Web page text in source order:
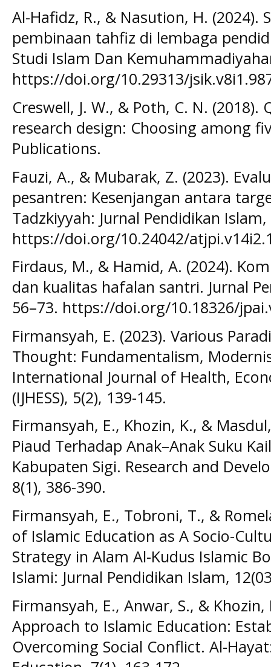
Al-Hafidz, R., & Nasution, H. (2024).
pembinaan tahfiz di lembaga
Studi Islam Dan
https://doi.org/10.29313/
Creswell, J. W., & Poth, C. N.
research design: Choosing among
Publications.
Fauzi, A., & Mubarak, Z. (2023).
pesantren: Kesenjangan antara
Tadzkiyyah: Jurnal Pendidikan Islam,
https://doi.org/10.24042/
Firdaus, M., & Hamid, A. (2024).
dan kualitas hafalan santri. Jurnal
56–73. https://doi.org/10.18326/
Firmansyah, E. (2023). Various
Thought: Fundamentalism,
International Journal of Health,
(IJHESS), 5(2), 139-145.
Firmansyah, E., Khozin, K., &
Piaud Terhadap Anak–Anak Suku
Kabupaten Sigi. Research and
8(1), 386-390.
Firmansyah, E., Tobroni, T., &
of Islamic Education as A Socio-
Strategy in Alam Al-Kudus Islamic
Islami: Jurnal Pendidikan Islam,
Firmansyah, E., Anwar, S., &
Approach to Islamic Education:
Overcoming Social Conflict. Al-